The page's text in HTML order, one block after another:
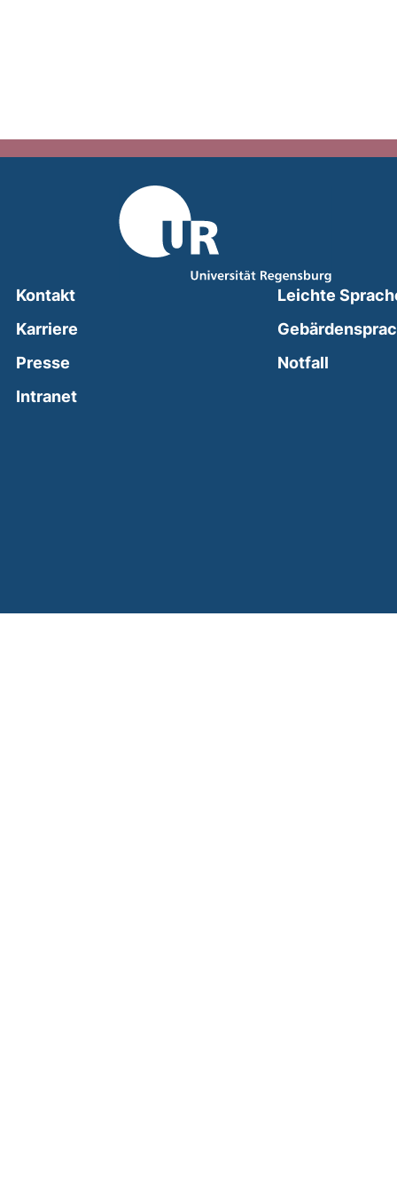
Kontakt
Karriere
Presse
Intranet(external link, opens in a new window)
Leichte
Notfall